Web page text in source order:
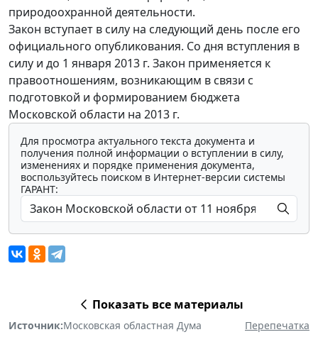
природоохранной деятельности.
Закон вступает в силу на следующий день после его
официального опубликования. Со дня вступления в
силу и до 1 января 2013 г. Закон применяется к
правоотношениям, возникающим в связи с
подготовкой и формированием бюджета
Московской области на 2013 г.
Для просмотра актуального текста документа и
получения полной информации о вступлении в силу,
изменениях и порядке применения документа,
воспользуйтесь поиском в Интернет-версии системы
ГАРАНТ:
Показать все материалы
Источник:Московская областная Дума Перепечатка